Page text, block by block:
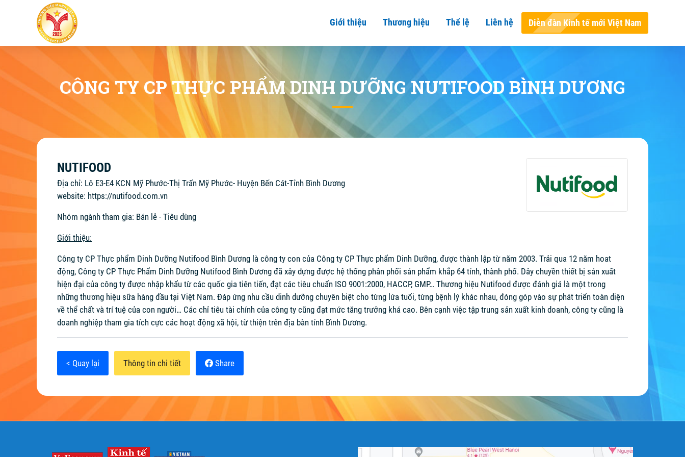
Giới thiệu Thương hiệu Thể lệ Liên hệ Diễn đàn Kinh tế mới Việt Nam
CÔNG TY CP THỰC PHẨM DINH DƯỠNG NUTIFOOD BÌNH DƯƠNG
NUTIFOOD
Địa chỉ: Lô E3-E4 KCN Mỹ Phước-Thị Trấn Mỹ Phước- Huyện Bến Cát-Tỉnh Bình Dương
website: https://nutifood.com.vn
Nhóm ngành tham gia: Bán lẻ - Tiêu dùng
Giới thiệu:
Công ty CP Thực phẩm Dinh Dưỡng Nutifood Bình Dương là công ty con của Công ty CP Thực phẩm Dinh Dưỡng, được thành lập từ năm 2003. Trải qua 12 năm hoat
động, Công ty CP Thực Phẩm Dinh Dưỡng Nutifood Bình Dương đã xây dựng được hệ thống phân phối sản phẩm khắp 64 tỉnh, thành phố. Dây chuyền thiết bị sản xuất
hiện đại của công ty được nhập khẩu từ các quốc gia tiên tiến, đạt các tiêu chuẩn ISO 9001:2000, HACCP, GMP… Thương hiệu Nutifood được đánh giá là một trong
những thương hiệu sữa hàng đầu tại Việt Nam. Đáp ứng nhu cầu dinh dưỡng chuyên biệt cho từng lứa tuổi, từng bệnh lý khác nhau, đóng góp vào sự phát triển toàn diện
về thể chất và trí tuệ của con người… Các chỉ tiêu tài chính của công ty cũng đạt mức tăng trưởng khá cao. Bên cạnh việc tập trung sản xuất kinh doanh, công ty cũng là
doanh nghiệp tham gia tích cực các hoạt động xã hội, từ thiện trên địa bàn tỉnh Bình Dương.
< Quay lại Thông tin chi tiết Share